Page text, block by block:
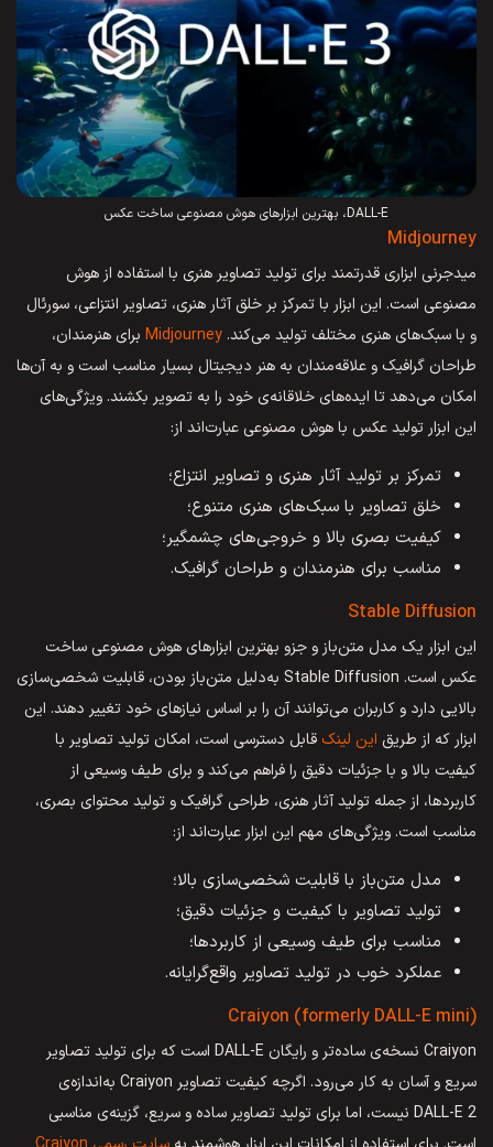
DALL-E، بهترین ابزارهای هوش مصنوعی ساخت عکس
Midjourney
میدجرنی ابزاری قدرتمند برای تولید تصاویر هنری با استفاده از هوش
مصنوعی است. این ابزار با تمرکز بر خلق آثار هنری، تصاویر انتزاعی، سورئال
و با سبک‌های هنری مختلف تولید می‌کند. Midjourney برای هنرمندان،
طراحان گرافیک و علاقه‌مندان به هنر دیجیتال بسیار مناسب است و به آن‌ها
امکان می‌دهد تا ایده‌های خلاقانه‌ی خود را به تصویر بکشند. ویژگی‌های
این ابزار تولید عکس با هوش مصنوعی عبارت‌اند از:
تمرکز بر تولید آثار هنری و تصاویر انتزاع؛
خلق تصاویر با سبک‌های هنری متنوع؛
کیفیت بصری بالا و خروجی‌های چشمگیر؛
مناسب برای هنرمندان و طراحان گرافیک.
Stable Diffusion
این ابزار یک مدل متن‌باز و جزو بهترین ابزارهای هوش مصنوعی ساخت
عکس است. Stable Diffusion به‌دلیل متن‌باز بودن، قابلیت شخصی‌سازی
بالایی دارد و کاربران می‌توانند آن را بر اساس نیازهای خود تغییر دهند. این
ابزار که از طریق این لینک قابل دسترسی است، امکان تولید تصاویر با
کیفیت بالا و با جزئیات دقیق را فراهم می‌کند و برای طیف وسیعی از
کاربردها، از جمله تولید آثار هنری، طراحی گرافیک و تولید محتوای بصری،
مناسب است. ویژگی‌های مهم این ابزار عبارت‌اند از:
مدل متن‌باز با قابلیت شخصی‌سازی بالا؛
تولید تصاویر با کیفیت و جزئیات دقیق؛
مناسب برای طیف وسیعی از کاربردها؛
عملکرد خوب در تولید تصاویر واقع‌گرایانه.
Craiyon (formerly DALL-E mini)
Craiyon نسخه‌ی ساده‌تر و رایگان DALL-E است که برای تولید تصاویر
سریع و آسان به کار می‌رود. اگرچه کیفیت تصاویر Craiyon به‌اندازه‌ی
DALL-E 2 نیست، اما برای تولید تصاویر ساده و سریع، گزینه‌ی مناسبی